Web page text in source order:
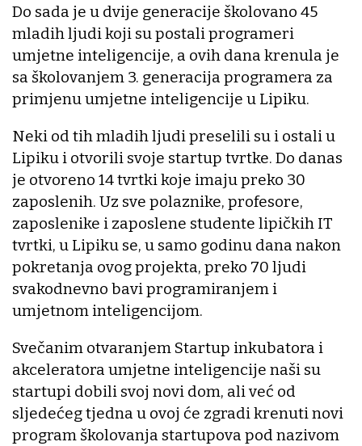
Do sada je u dvije generacije školovano 45
mladih ljudi koji su postali programeri
umjetne inteligencije, a ovih dana krenula je
sa školovanjem 3. generacija programera za
primjenu umjetne inteligencije u Lipiku.
Neki od tih mladih ljudi preselili su i ostali u
Lipiku i otvorili svoje startup tvrtke. Do danas
je otvoreno 14 tvrtki koje imaju preko 30
zaposlenih. Uz sve polaznike, profesore,
zaposlenike i zaposlene studente lipičkih IT
tvrtki, u Lipiku se, u samo godinu dana nakon
pokretanja ovog projekta, preko 70 ljudi
svakodnevno bavi programiranjem i
umjetnom inteligencijom.
Svečanim otvaranjem Startup inkubatora i
akceleratora umjetne inteligencije naši su
startupi dobili svoj novi dom, ali već od
sljedećeg tjedna u ovoj će zgradi krenuti novi
program školovanja startupova pod nazivom